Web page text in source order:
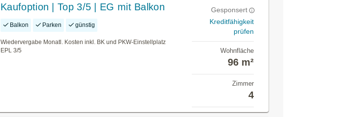
Kaufoption | Top 3/5 | EG mit Balkon
Balkon Parken günstig
Wiedervergabe Monatl. Kosten inkl. BK und PKW-Einstellplatz
EPL 3/5
Gesponsert
Kreditfähigkeit
prüfen
Wohnfläche
96 m²
Zimmer
4